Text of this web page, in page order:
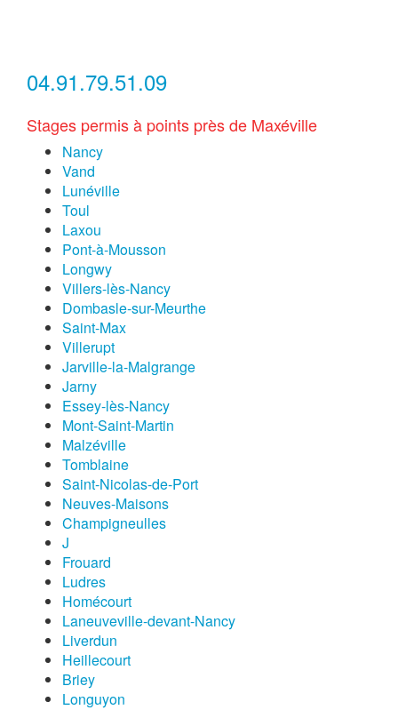
04.91.79.51.09
Stages permis à points près de Maxéville
Nancy
Vand
Lunéville
Toul
Laxou
Pont-à-Mousson
Longwy
Villers-lès-Nancy
Dombasle-sur-Meurthe
Saint-Max
Villerupt
Jarville-la-Malgrange
Jarny
Essey-lès-Nancy
Mont-Saint-Martin
Malzéville
Tomblaine
Saint-Nicolas-de-Port
Neuves-Maisons
Champigneulles
J
Frouard
Ludres
Homécourt
Laneuveville-devant-Nancy
Liverdun
Heillecourt
Briey
Longuyon